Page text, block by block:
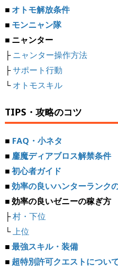
■ オトモ解放条件
■ モンニャン隊
■ ニャンター
├ニャンター操作方法
├サポート行動
└オトモスキル
TIPS・攻略のコツ
■ FAQ・小ネタ
■ 鏖魔ディアブロス解禁条件
■初心者ガイド
■効率の良いハンターランク
■ 効率の良いゼニーの稼ぎ方
├村・下位
└上位
■最強スキル・装備
■ 超特別許可クエストについ